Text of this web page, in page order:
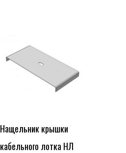
Нащельник крышки
кабельного лотка НЛ